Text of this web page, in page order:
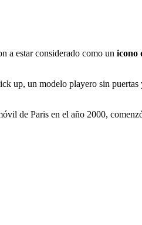
a estar considerado como un icono
up, un modelo playero sin
de Paris en el año 2000,